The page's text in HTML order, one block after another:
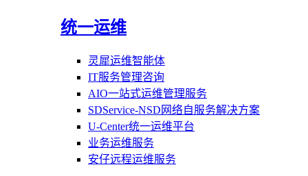
统一运维
灵犀运维智能体
IT服务管理咨询
AIO一站式运维管理服务
SDService-NSD网络自服务解决方案
U-Center统一运维平台
业务运维服务
安仔远程运维服务